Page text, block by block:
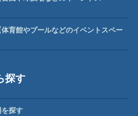
育館やプールなどのイベントスペー
探す
探す